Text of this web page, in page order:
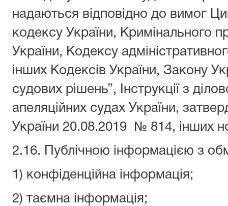
надаються відповідно до вимог
кодексу України, Кримінального
України, Кодексу
інших Кодексів України, Закону
судових рішень”, Інструкції з
апеляційних судах України,
України 20.08.2019 № 814, інших
2.16. Публічною інформацією з
1) конфіденційна інформація;
2) таємна інформація;